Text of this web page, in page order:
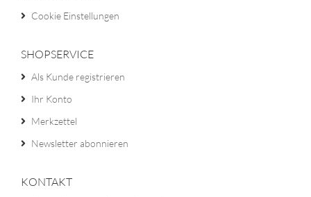
Cookie Einstellungen
SHOPSERVICE
Als Kunde registrieren
Ihr Konto
Merkzettel
Newsletter abonnieren
KONTAKT